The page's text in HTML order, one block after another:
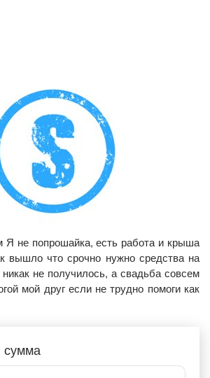
Я не попрошайка, есть работа и крыша
вышло что срочно нужно средства на
не получилось, а свадьба совсем
мой друг если не трудно помоги как
сумма